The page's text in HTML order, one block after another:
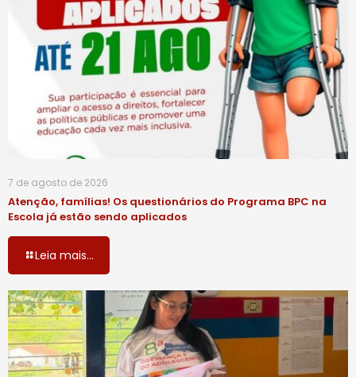
7 de agosto de 2026
Atenção, famílias! Os questionários do Programa BPC na
Escola já estão sendo aplicados
Leia mais...